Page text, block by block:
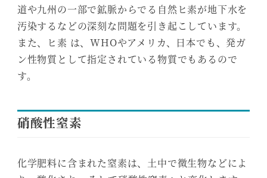
道や九州の一部で鉱脈からでる自然ヒ素が地下水を
汚染するなどの深刻な問題を引き起こしています。
また、ヒ素 は、WHOやアメリカ、日本でも、発ガ
ン性物質として指定されている物質でもあるので
す。
硝酸性窒素
化学肥料に含まれた窒素は、土中で微生物などによ